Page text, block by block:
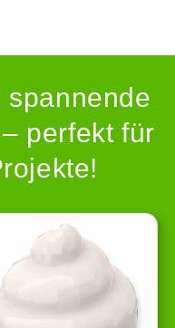
spannende
perfekt für